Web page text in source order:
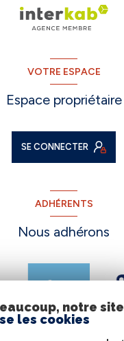
VOTRE ESPACE
Espace propriétaire
SE CONNECTER
ADHÉRENTS
Nous adhérons
notre site
les cookies